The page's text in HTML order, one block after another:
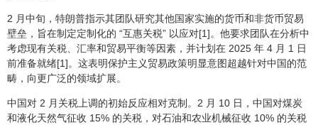
2 月中旬，特朗普指示其团队研究其他国家实施的货币和非货币贸易
壁垒，旨在制定定制化的 “互惠关税” 以应对[1]。他要求团队在分析中
考虑现有关税、汇率和贸易平衡等因素，并计划在 2025 年 4 月 1 日
前准备就绪[1]。这表明保护主义贸易政策明显意图超越针对中国的范
畴，向更广泛的领域扩展。
中国对 2 月关税上调的初始反应相对克制。2 月 10 日，中国对煤炭
和液化天然气征收 15% 的关税，对石油和农业机械征收 10% 的关税